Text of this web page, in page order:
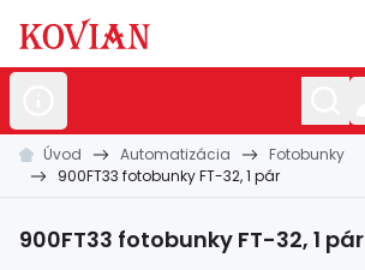
Nerezovépolotovary
Úvod Automatizácia
Fotobunky
900FT33 fotobunky FT-32, 1 pár
900FT33 fotobunky FT-32, 1 pár